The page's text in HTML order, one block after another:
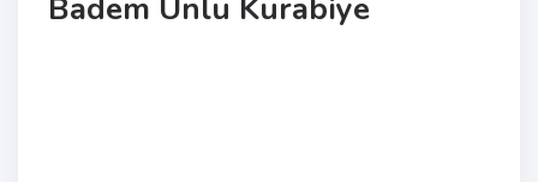
Badem Unlu Kurabiye